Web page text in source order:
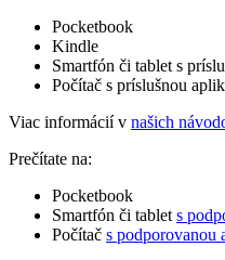
Pocketbook
Kindle
Smartfón či tablet s
Počítač s príslušnou
Viac informácií v našich
Prečítate na:
Pocketbook
Smartfón či tablet s
Počítač s podporovanou